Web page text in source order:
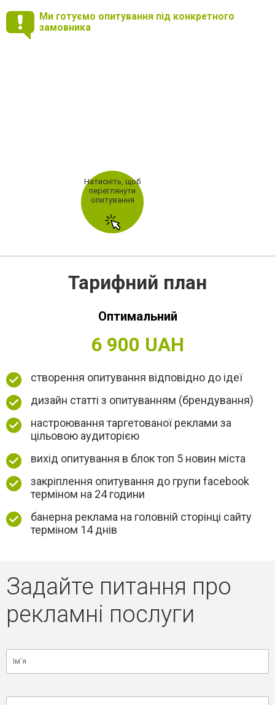
Ми готуємо опитування під конкретного
замовника
Натисніть, щоб
переглянути
опитування
Тарифний план
Оптимальний
6 900 UAH
створення опитування відповідно до ідеї
дизайн статті з опитуванням (брендування)
настроювання таргетованої реклами за
цільовою аудиторією
вихід опитування в блок топ 5 новин міста
закріплення опитування до групи facebook
терміном на 24 години
банерна реклама на головній сторінці сайту
терміном 14 днів
Задайте питання про
рекламні послуги